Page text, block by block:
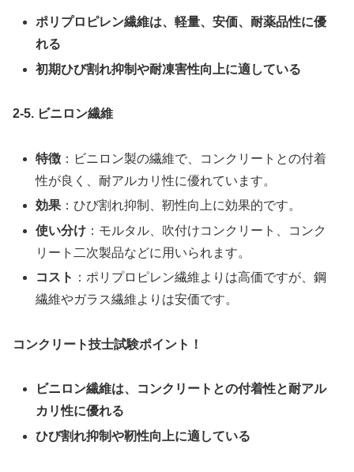
ポリプロピレン繊維は、軽量、安価、耐薬品性に優
れる
初期ひび割れ抑制や耐凍害性向上に適している
2-5. ビニロン繊維
特徴 ：ビニロン製の繊維で、コンクリートとの付着
性が良く、耐アルカリ性に優れています。
効果 ：ひび割れ抑制、靭性向上に効果的です。
使い分け ：モルタル、吹付けコンクリート、コンク
リート二次製品などに用いられます。
コスト ：ポリプロピレン繊維よりは高価ですが、鋼
繊維やガラス繊維よりは安価です。
コンクリート技士試験ポイント！
ビニロン繊維は、コンクリートとの付着性と耐アル
カリ性に優れる
ひび割れ抑制や靭性向上に適している